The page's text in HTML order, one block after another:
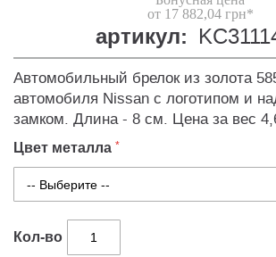
от 17 882,04 грн*
артикул:
Автомобильный брелок из золота
автомобиля Nissan с логотипом и
замком. Длина - 8 см. Цена за вес
Цвет металла
Кол-во